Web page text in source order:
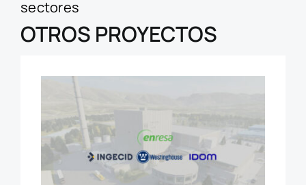
sectores
OTROS PROYECTOS